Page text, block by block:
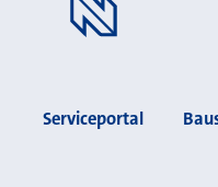
Serviceportal